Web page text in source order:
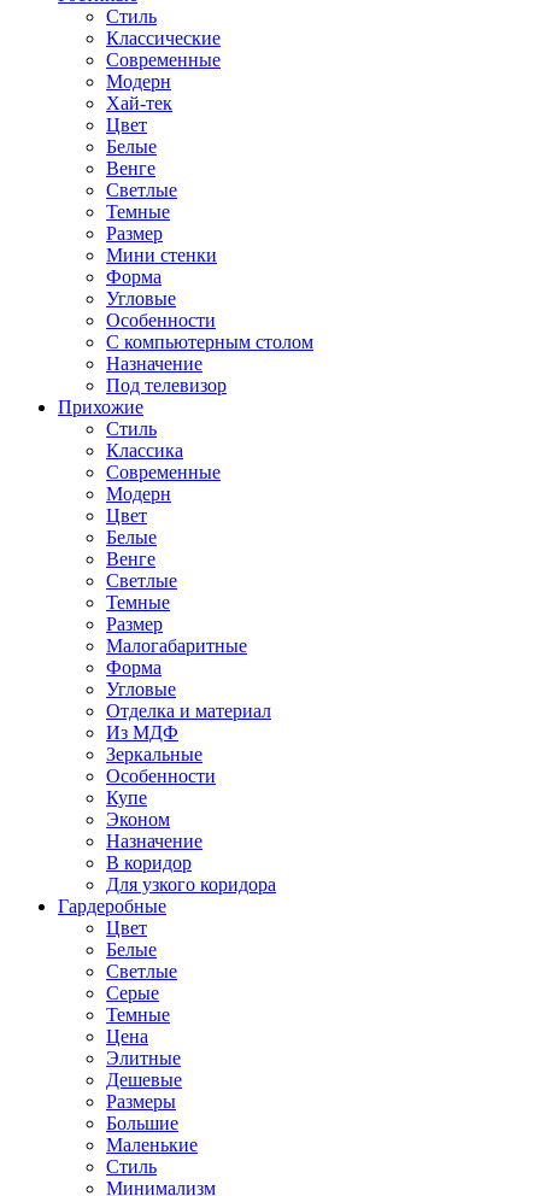
Стиль
Классические
Современные
Модерн
Хай-тек
Цвет
Белые
Венге
Светлые
Темные
Размер
Мини стенки
Форма
Угловые
Особенности
С компьютерным столом
Назначение
Под телевизор
Прихожие
Стиль
Классика
Современные
Модерн
Цвет
Белые
Венге
Светлые
Темные
Размер
Малогабаритные
Форма
Угловые
Отделка и материал
Из МДФ
Зеркальные
Особенности
Купе
Эконом
Назначение
В коридор
Для узкого коридора
Гардеробные
Цвет
Белые
Светлые
Серые
Темные
Цена
Элитные
Дешевые
Размеры
Большие
Маленькие
Стиль
Минимализм